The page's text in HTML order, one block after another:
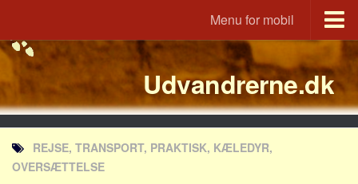
Menu for mobil
Portal
Udvandrerne.dk
Utvandrerne.no
Utvandrarna.se
Tyskland.dk
Udvandrerne.dk
REJSE, TRANSPORT, PRAKTISK, KÆLEDYR,
OVERSÆTTELSE